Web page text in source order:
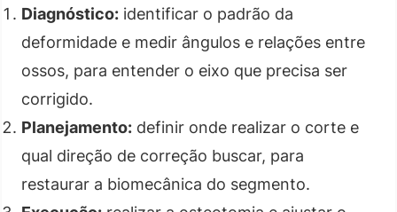
Diagnóstico: identificar o padrão da
deformidade e medir ângulos e relações entre
ossos, para entender o eixo que precisa ser
corrigido.
Planejamento: definir onde realizar o corte e
qual direção de correção buscar, para
restaurar a biomecânica do segmento.